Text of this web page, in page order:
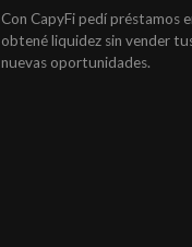
Con CapyFi pedí préstamos
obtené liquidez sin vender
nuevas oportunidades.